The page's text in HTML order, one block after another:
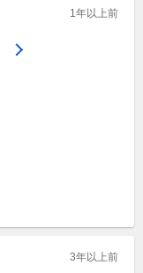
1年以上前
3年以上前